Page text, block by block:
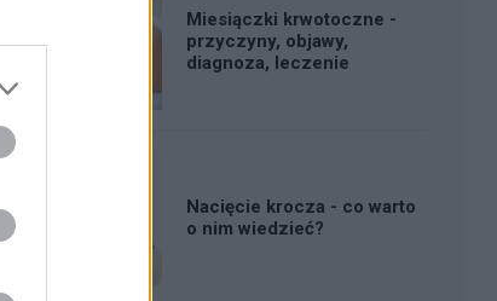
Miesiączki krwotoczne -
przyczyny, objawy,
diagnoza, leczenie
Nacięcie krocza - co warto
o nim wiedzieć?